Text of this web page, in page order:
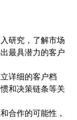
研究，了解市场
最具潜力的客户
详细的客户档
和决策链条等关
合作的可能性，